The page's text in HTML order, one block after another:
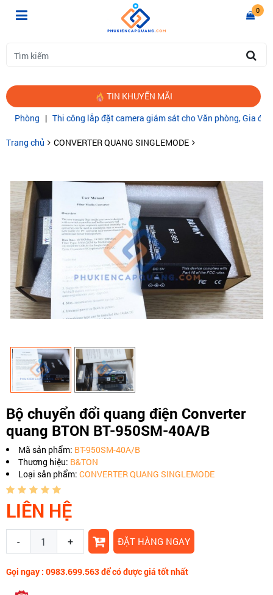
0
TIN KHUYẾN MÃI
|Thi công lắp đặt camera giám sát cho Văn phòng, Gia đình|
Trang chủ CONVERTER QUANG SINGLEMODE
Bộ chuyển đổi quang điện Converter
quang BTON BT-950SM-40A/B
Mã sản phẩm: BT-950SM-40A/B
Thương hiệu: B&TON
Loại sản phẩm: CONVERTER QUANG SINGLEMODE
LIÊN HỆ
- + ĐẶT HÀNG NGAY
Gọi ngay : 0983.699.563 để có được giá tốt nhất